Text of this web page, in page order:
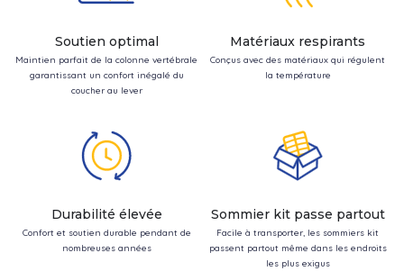
Soutien optimal
Maintien parfait de la colonne vertébrale
garantissant un confort inégalé du
coucher au lever
Matériaux respirants
Conçus avec des matériaux qui régulent
la température
Durabilité élevée
Confort et soutien durable pendant de
nombreuses années
Sommier kit passe partout
Facile à transporter, les sommiers kit
passent partout même dans les endroits
les plus exigus